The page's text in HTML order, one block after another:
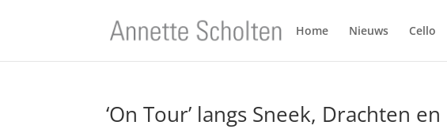
Home Nieuws Cello
‘On Tour’ langs Sneek, Drachten